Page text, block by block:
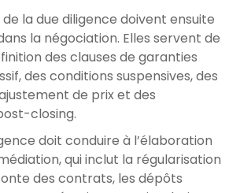
de la due diligence doivent ensuite
la négociation. Elles servent de
des clauses de garanties
des conditions suspensives, des
de prix et des
closing.
doit conduire à l’élaboration
qui inclut la régularisation
des contrats, les dépôts